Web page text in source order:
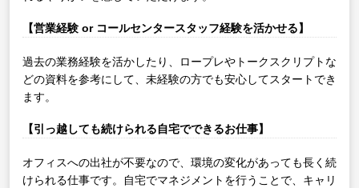
【営業経験 or コールセンタースタッフ経験を活かせる】
過去の業務経験を活かしたり、ロープレやトークスクリプトな
どの資料を参考にして、未経験の方でも安心してスタートでき
ます。
【引っ越しても続けられる自宅でできるお仕事】
オフィスへの出社が不要なので、環境の変化があっても長く続
けられる仕事です。自宅でマネジメントを行うことで、キャリ